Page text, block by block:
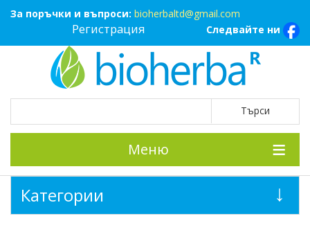
За поръчки и въпроси: bioherbaltd@gmail.com
Следвайте ни
Регистрация
Меню
Категории